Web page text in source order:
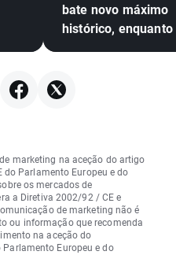
bate novo máximo
histórico, enquanto
marketing na aceção do artigo
do Parlamento Europeu e do
os mercados de
a Diretiva 2002/92 / CE e
de marketing não é
ou informação que recomenda
na aceção do
Europeu e do